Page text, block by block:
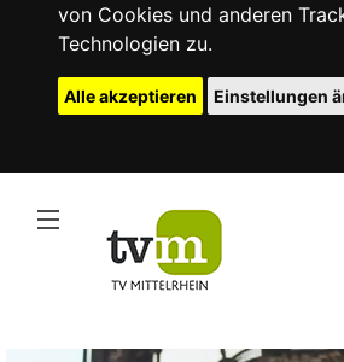
von Cookies und anderen
Technologien zu.
Alle akzeptieren Einstellungen